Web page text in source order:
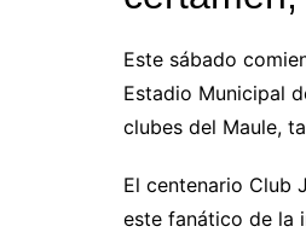
Este sábado
Estadio Municipal
clubes del Maule,
El centenario Club
este fanático de la